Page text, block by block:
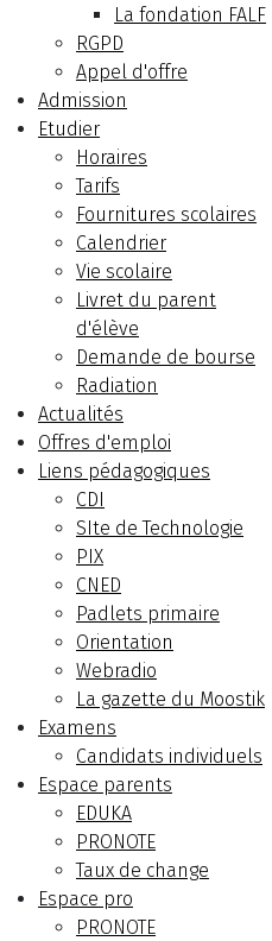
La fondation FALF
RGPD
Appel d'offre
Admission
Etudier
Horaires
Tarifs
Fournitures scolaires
Calendrier
Vie scolaire
Livret du parent
d'élève
Demande de bourse
Radiation
Actualités
Offres d'emploi
Liens pédagogiques
CDI
SIte de Technologie
PIX
CNED
Padlets primaire
Orientation
Webradio
La gazette du Moostik
Examens
Candidats individuels
Espace parents
EDUKA
PRONOTE
Taux de change
Espace pro
PRONOTE